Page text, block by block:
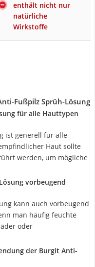
enthält nicht nur
natürliche
Wirkstoffe
Fußpilz Sprüh-Lösung
für alle Hauttypen
ist generell für alle
Haut sollte
werden, um mögliche
vorbeugend
kann auch vorbeugend
man häufig feuchte
oder
der Burgit Anti-